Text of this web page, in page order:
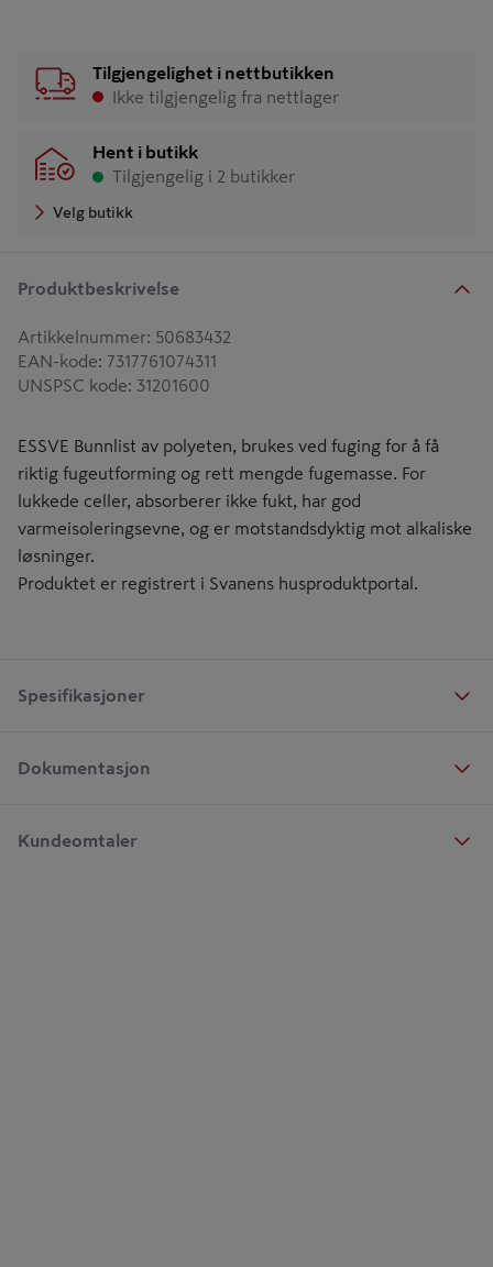
Tilgjengelighet i nettbutikken
Ikke tilgjengelig fra nettlager
Hent i butikk
Tilgjengelig i 2 butikker
Velg butikk
Produktbeskrivelse
Artikkelnummer: 50683432
EAN-kode: 7317761074311
UNSPSC kode: 31201600
ESSVE Bunnlist av polyeten, brukes ved fuging for å få
riktig fugeutforming og rett mengde fugemasse. For
lukkede celler, absorberer ikke fukt, har god
varmeisoleringsevne, og er motstandsdyktig mot alkaliske
løsninger.
Produktet er registrert i Svanens husproduktportal.
Spesifikasjoner
Dokumentasjon
Kundeomtaler